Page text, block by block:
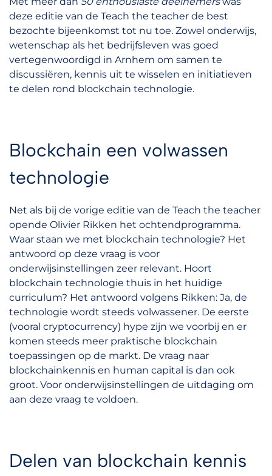
deze editie van de Teach the teacher de best
bezochte bijeenkomst tot nu toe. Zowel onderwijs,
wetenschap als het bedrijfsleven was goed
vertegenwoordigd in Arnhem om samen te
discussiëren, kennis uit te wisselen en initiatieven
te delen rond blockchain technologie.
Blockchain een volwassen
technologie
Net als bij de vorige editie van de Teach the teacher
opende Olivier Rikken het ochtendprogramma.
Waar staan we met blockchain technologie? Het
antwoord op deze vraag is voor
onderwijsinstellingen zeer relevant. Hoort
blockchain technologie thuis in het huidige
curriculum? Het antwoord volgens Rikken: Ja, de
technologie wordt steeds volwassener. De eerste
(vooral cryptocurrency) hype zijn we voorbij en er
komen steeds meer praktische blockchain
toepassingen op de markt. De vraag naar
blockchainkennis en human capital is dan ook
groot. Voor onderwijsinstellingen de uitdaging om
aan deze vraag te voldoen.
Delen van blockchain kennis